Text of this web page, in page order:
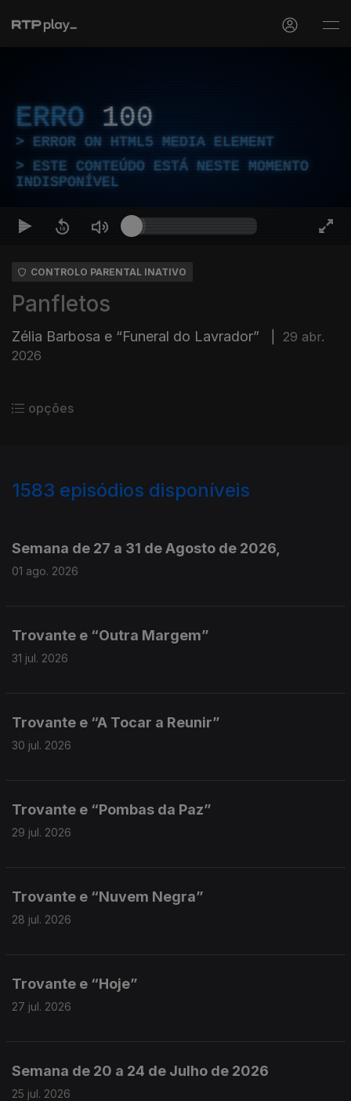
ERRO 100
ERROR ON HTML5 MEDIA ELEMENT
ESTE CONTEÚDO ESTÁ NESTE MOMENTO
INDISPONÍVEL
CONTROLO PARENTAL INATIVO
Panfletos
Zélia Barbosa e “Funeral do Lavrador”
29 abr.
2026
opções
1583 episódios disponíveis
Semana de 27 a 31 de Agosto de 2026,
01 ago. 2026
Trovante e “Outra Margem”
31 jul. 2026
Trovante e “A Tocar a Reunir”
30 jul. 2026
Trovante e “Pombas da Paz”
29 jul. 2026
Trovante e “Nuvem Negra”
28 jul. 2026
Trovante e “Hoje”
27 jul. 2026
Semana de 20 a 24 de Julho de 2026
25 jul. 2026